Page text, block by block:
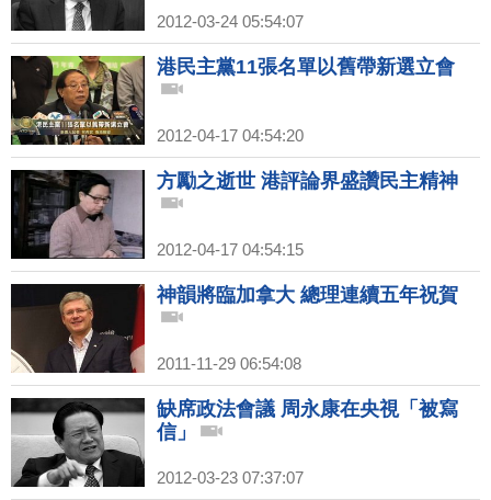
2012-03-24 05:54:07
港民主黨11張名單以舊帶新選立會
2012-04-17 04:54:20
方勵之逝世 港評論界盛讚民主精神
2012-04-17 04:54:15
神韻將臨加拿大 總理連續五年祝賀
2011-11-29 06:54:08
缺席政法會議 周永康在央視「被寫
信」
2012-03-23 07:37:07